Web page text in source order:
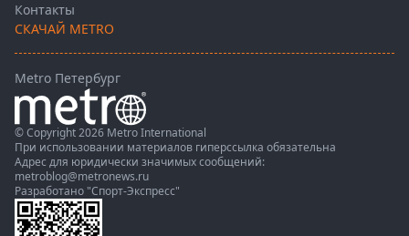
Контакты
СКАЧАЙ METRO
Metro Петербург
© Copyright 2026 Metro International
При использовании материалов гиперссылка обязательна
Адрес для юридически значимых сообщений:
metroblog@metronews.ru
Разработано "Спорт-Экспресс"